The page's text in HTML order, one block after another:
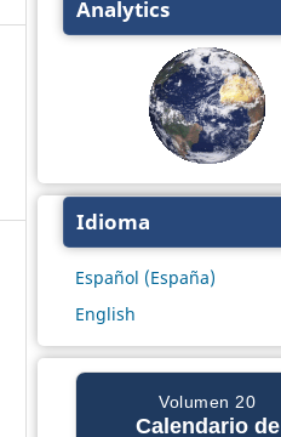
Analytics
Idioma
Español (España)
English
Volumen 20
Calendario de